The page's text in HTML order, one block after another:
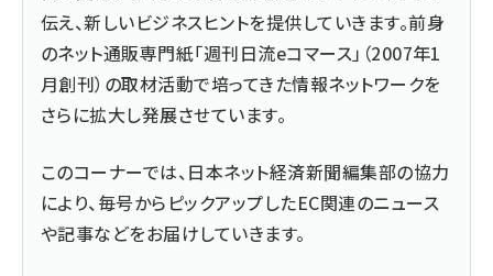
伝え、新しいビジネスヒントを提供していきます。前身
のネット通販専門紙「週刊日流eコマース」（2007年1
月創刊）の取材活動で培ってきた情報ネットワークを
さらに拡大し発展させています。
このコーナーでは、日本ネット経済新聞編集部の協力
により、毎号からピックアップしたEC関連のニュース
や記事などをお届けしていきます。